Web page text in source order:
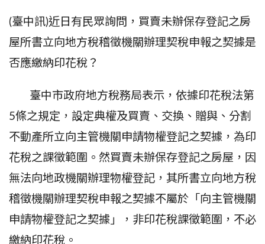
(臺中訊)近日有民眾詢問，買賣未辦保存登記之房
屋所書立向地方稅稽徵機關辦理契稅申報之契據是
否應繳納印花稅？
臺中市政府地方稅務局表示，依據印花稅法第
5條之規定，設定典權及買賣、交換、贈與、分割
不動產所立向主管機關申請物權登記之契據，為印
花稅之課徵範圍。然買賣未辦保存登記之房屋，因
無法向地政機關辦理物權登記，其所書立向地方稅
稽徵機關辦理契稅申報之契據不屬於「向主管機關
申請物權登記之契據」，非印花稅課徵範圍，不必
繳納印花稅。